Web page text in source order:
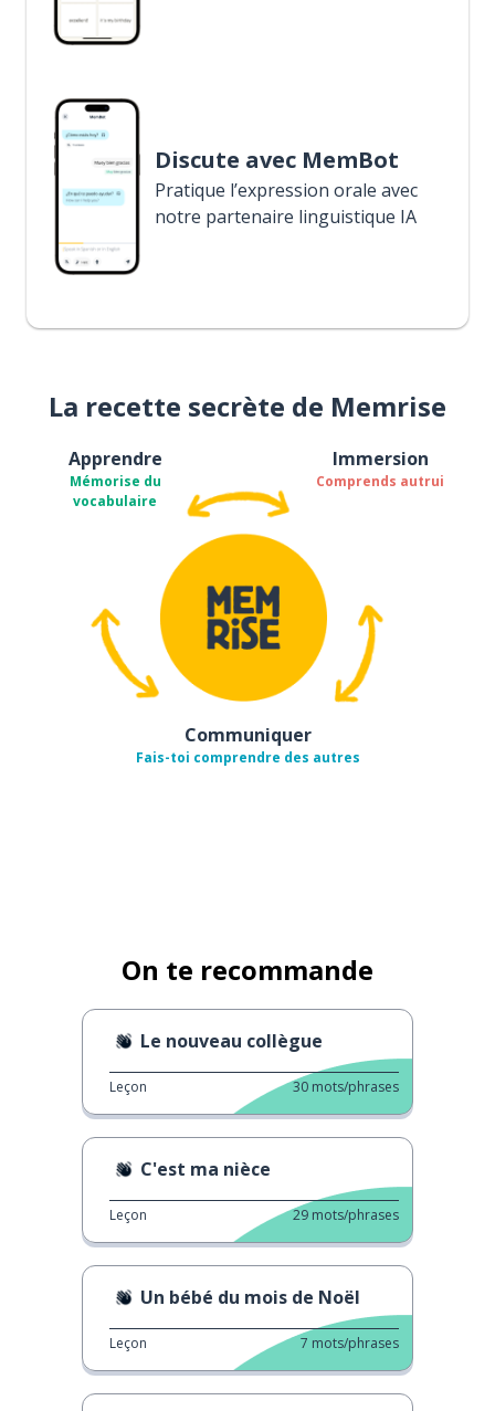
Discute avec MemBot
Pratique l’expression orale avec
notre partenaire linguistique IA
La recette secrète de Memrise
Apprendre
Mémorise du
vocabulaire
Immersion
Comprends autrui
Communiquer
Fais-toi comprendre des autres
On te recommande
Le nouveau collègue
Leçon 30 mots/phrases
C'est ma nièce
Leçon 29 mots/phrases
Un bébé du mois de Noël
Leçon 7 mots/phrases